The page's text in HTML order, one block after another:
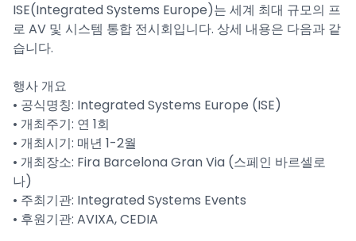
ISE(Integrated Systems Europe)는 세계 최대 규모의 프
로 AV 및 시스템 통합 전시회입니다. 상세 내용은 다음과 같
습니다.
행사 개요
• 공식명칭: Integrated Systems Europe (ISE)
• 개최주기: 연 1회
• 개최시기: 매년 1-2월
• 개최장소: Fira Barcelona Gran Via (스페인 바르셀로
나)
• 주최기관: Integrated Systems Events
• 후원기관: AVIXA, CEDIA